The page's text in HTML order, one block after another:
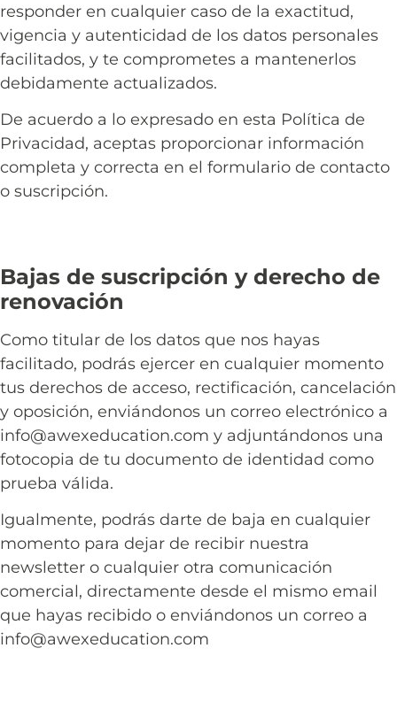
responder en cualquier caso de la exactitud,
vigencia y autenticidad de los datos personales
facilitados, y te comprometes a mantenerlos
debidamente actualizados.
De acuerdo a lo expresado en esta Política de
Privacidad, aceptas proporcionar información
completa y correcta en el formulario de contacto
o suscripción.
Bajas de suscripción y derecho de
renovación
Como titular de los datos que nos hayas
facilitado, podrás ejercer en cualquier momento
tus derechos de acceso, rectificación, cancelación
y oposición, enviándonos un correo electrónico a
info@awexeducation.com y adjuntándonos una
fotocopia de tu documento de identidad como
prueba válida.
Igualmente, podrás darte de baja en cualquier
momento para dejar de recibir nuestra
newsletter o cualquier otra comunicación
comercial, directamente desde el mismo email
que hayas recibido o enviándonos un correo a
info@awexeducation.com